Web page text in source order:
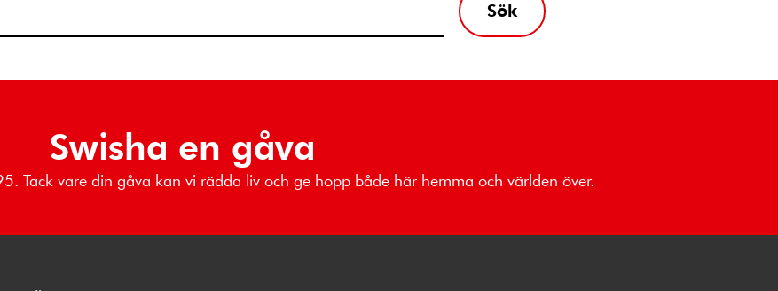
Sök
Swisha en gåva
Tack vare din gåva kan vi rädda liv och ge hopp både här hemma och världen över.